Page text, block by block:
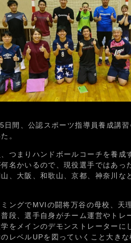
日間、公認スポーツ指導員養成講
。
つまりハンドボールコーチを養成
名かいるので、現役選手ではあっ
、大阪、和歌山、京都、神奈川な
ングでMVIの闘将万谷の母校、天
段、選手自身がチーム運営やトレ
をメインのデモンストレーターに
レベルUPを図っていくこと大き